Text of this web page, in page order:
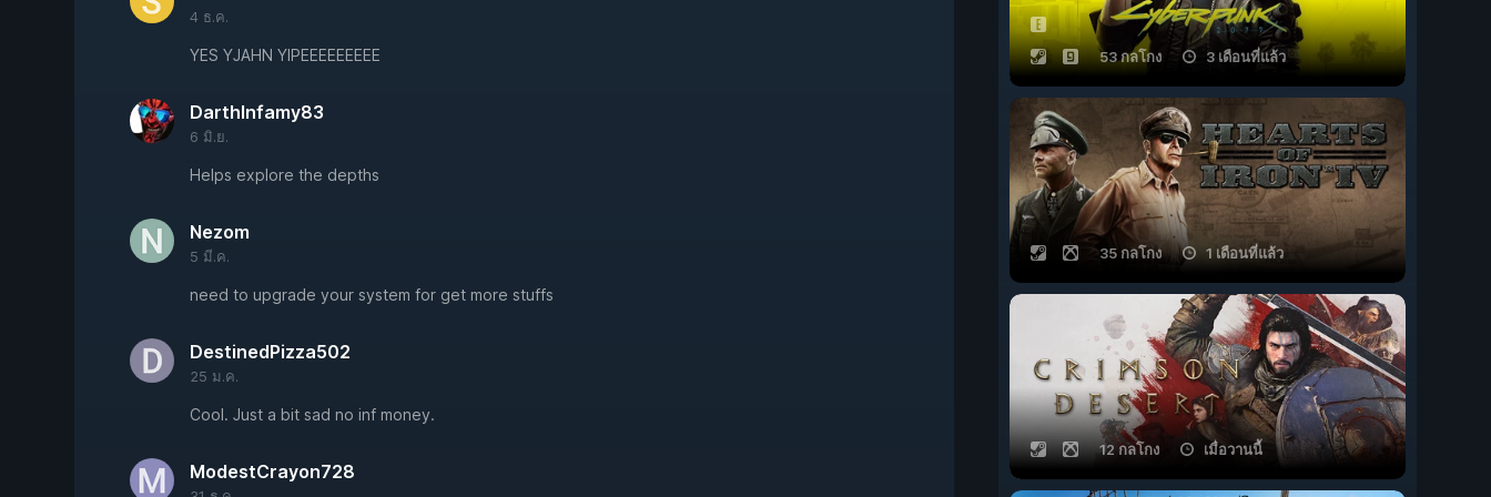
4 ธ.ค.
YES YJAHN YIPEEEEEEEEE
DarthInfamy83
6 มิ.ย.
Helps explore the depths
Nezom
5 มี.ค.
need to upgrade your system for get more stuffs
DestinedPizza502
25 ม.ค.
Cool. Just a bit sad no inf money.
ModestCrayon728
53 กลโกง 3 เดือนที่แล้ว
35 กลโกง 1 เดือนที่แล้ว
12 กลโกง เมื่อวานนี้